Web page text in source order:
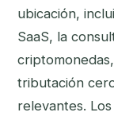
ubicación,
SaaS, la
tributación
relevantes.